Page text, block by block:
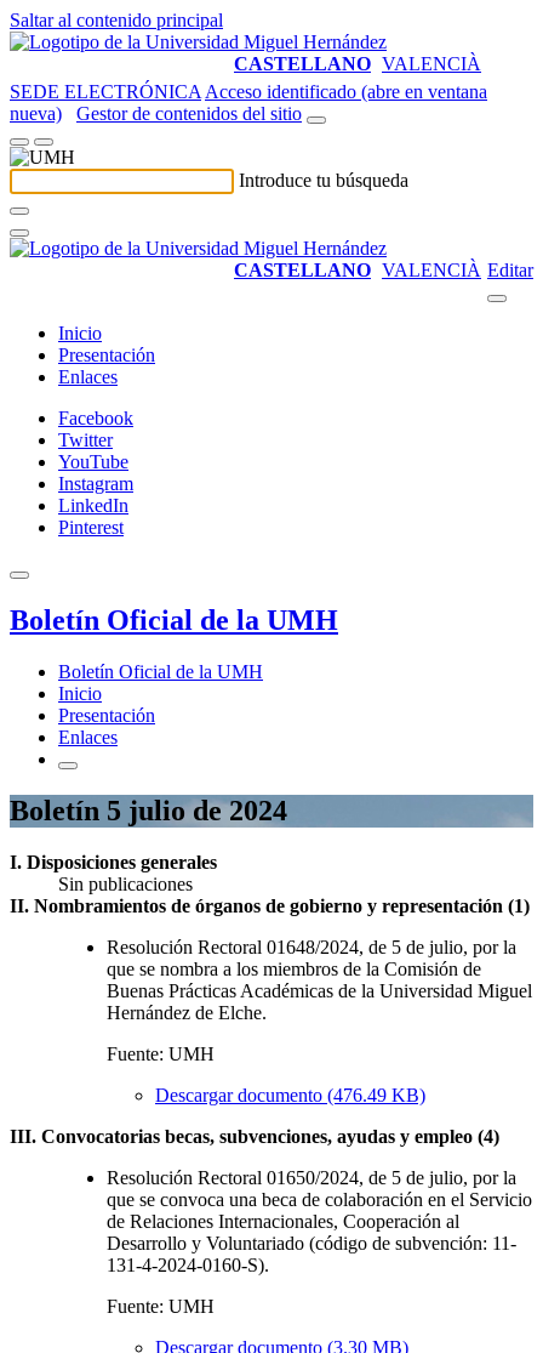
Saltar al contenido principal
CASTELLANO VALENCIÀ
SEDE ELECTRÓNICA Acceso identificado (abre en ventana
nueva)
Gestor de contenidos del sitio
Introduce tu búsqueda
CASTELLANO VALENCIÀ Editar
Inicio
Presentación
Enlaces
Facebook
Twitter
YouTube
Instagram
LinkedIn
Pinterest
Boletín Oficial de la UMH
Boletín Oficial de la UMH
Inicio
Presentación
Enlaces
Boletín 5 julio de 2024
I. Disposiciones generales
Sin publicaciones
II. Nombramientos de órganos de gobierno y representación (1)
Resolución Rectoral 01648/2024, de 5 de julio, por la
que se nombra a los miembros de la Comisión de
Buenas Prácticas Académicas de la Universidad Miguel
Hernández de Elche.
Fuente: UMH
Descargar documento (476.49 KB)
III. Convocatorias becas, subvenciones, ayudas y empleo (4)
Resolución Rectoral 01650/2024, de 5 de julio, por la
que se convoca una beca de colaboración en el Servicio
de Relaciones Internacionales, Cooperación al
Desarrollo y Voluntariado (código de subvención: 11-
131-4-2024-0160-S).
Fuente: UMH
Descargar documento (3.30 MB)